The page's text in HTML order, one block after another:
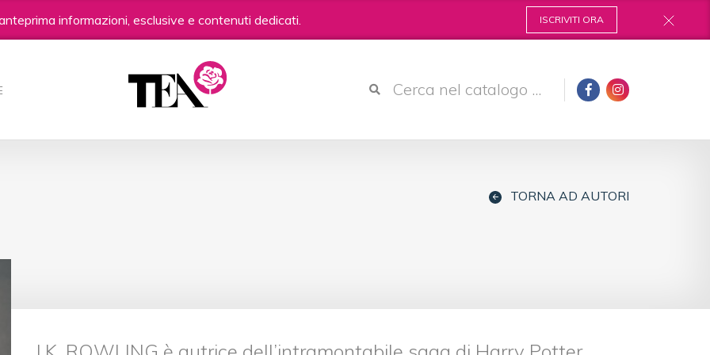
informazioni, esclusive e contenuti dedicati. ISCRIVITI ORA
TORNA AD AUTORI